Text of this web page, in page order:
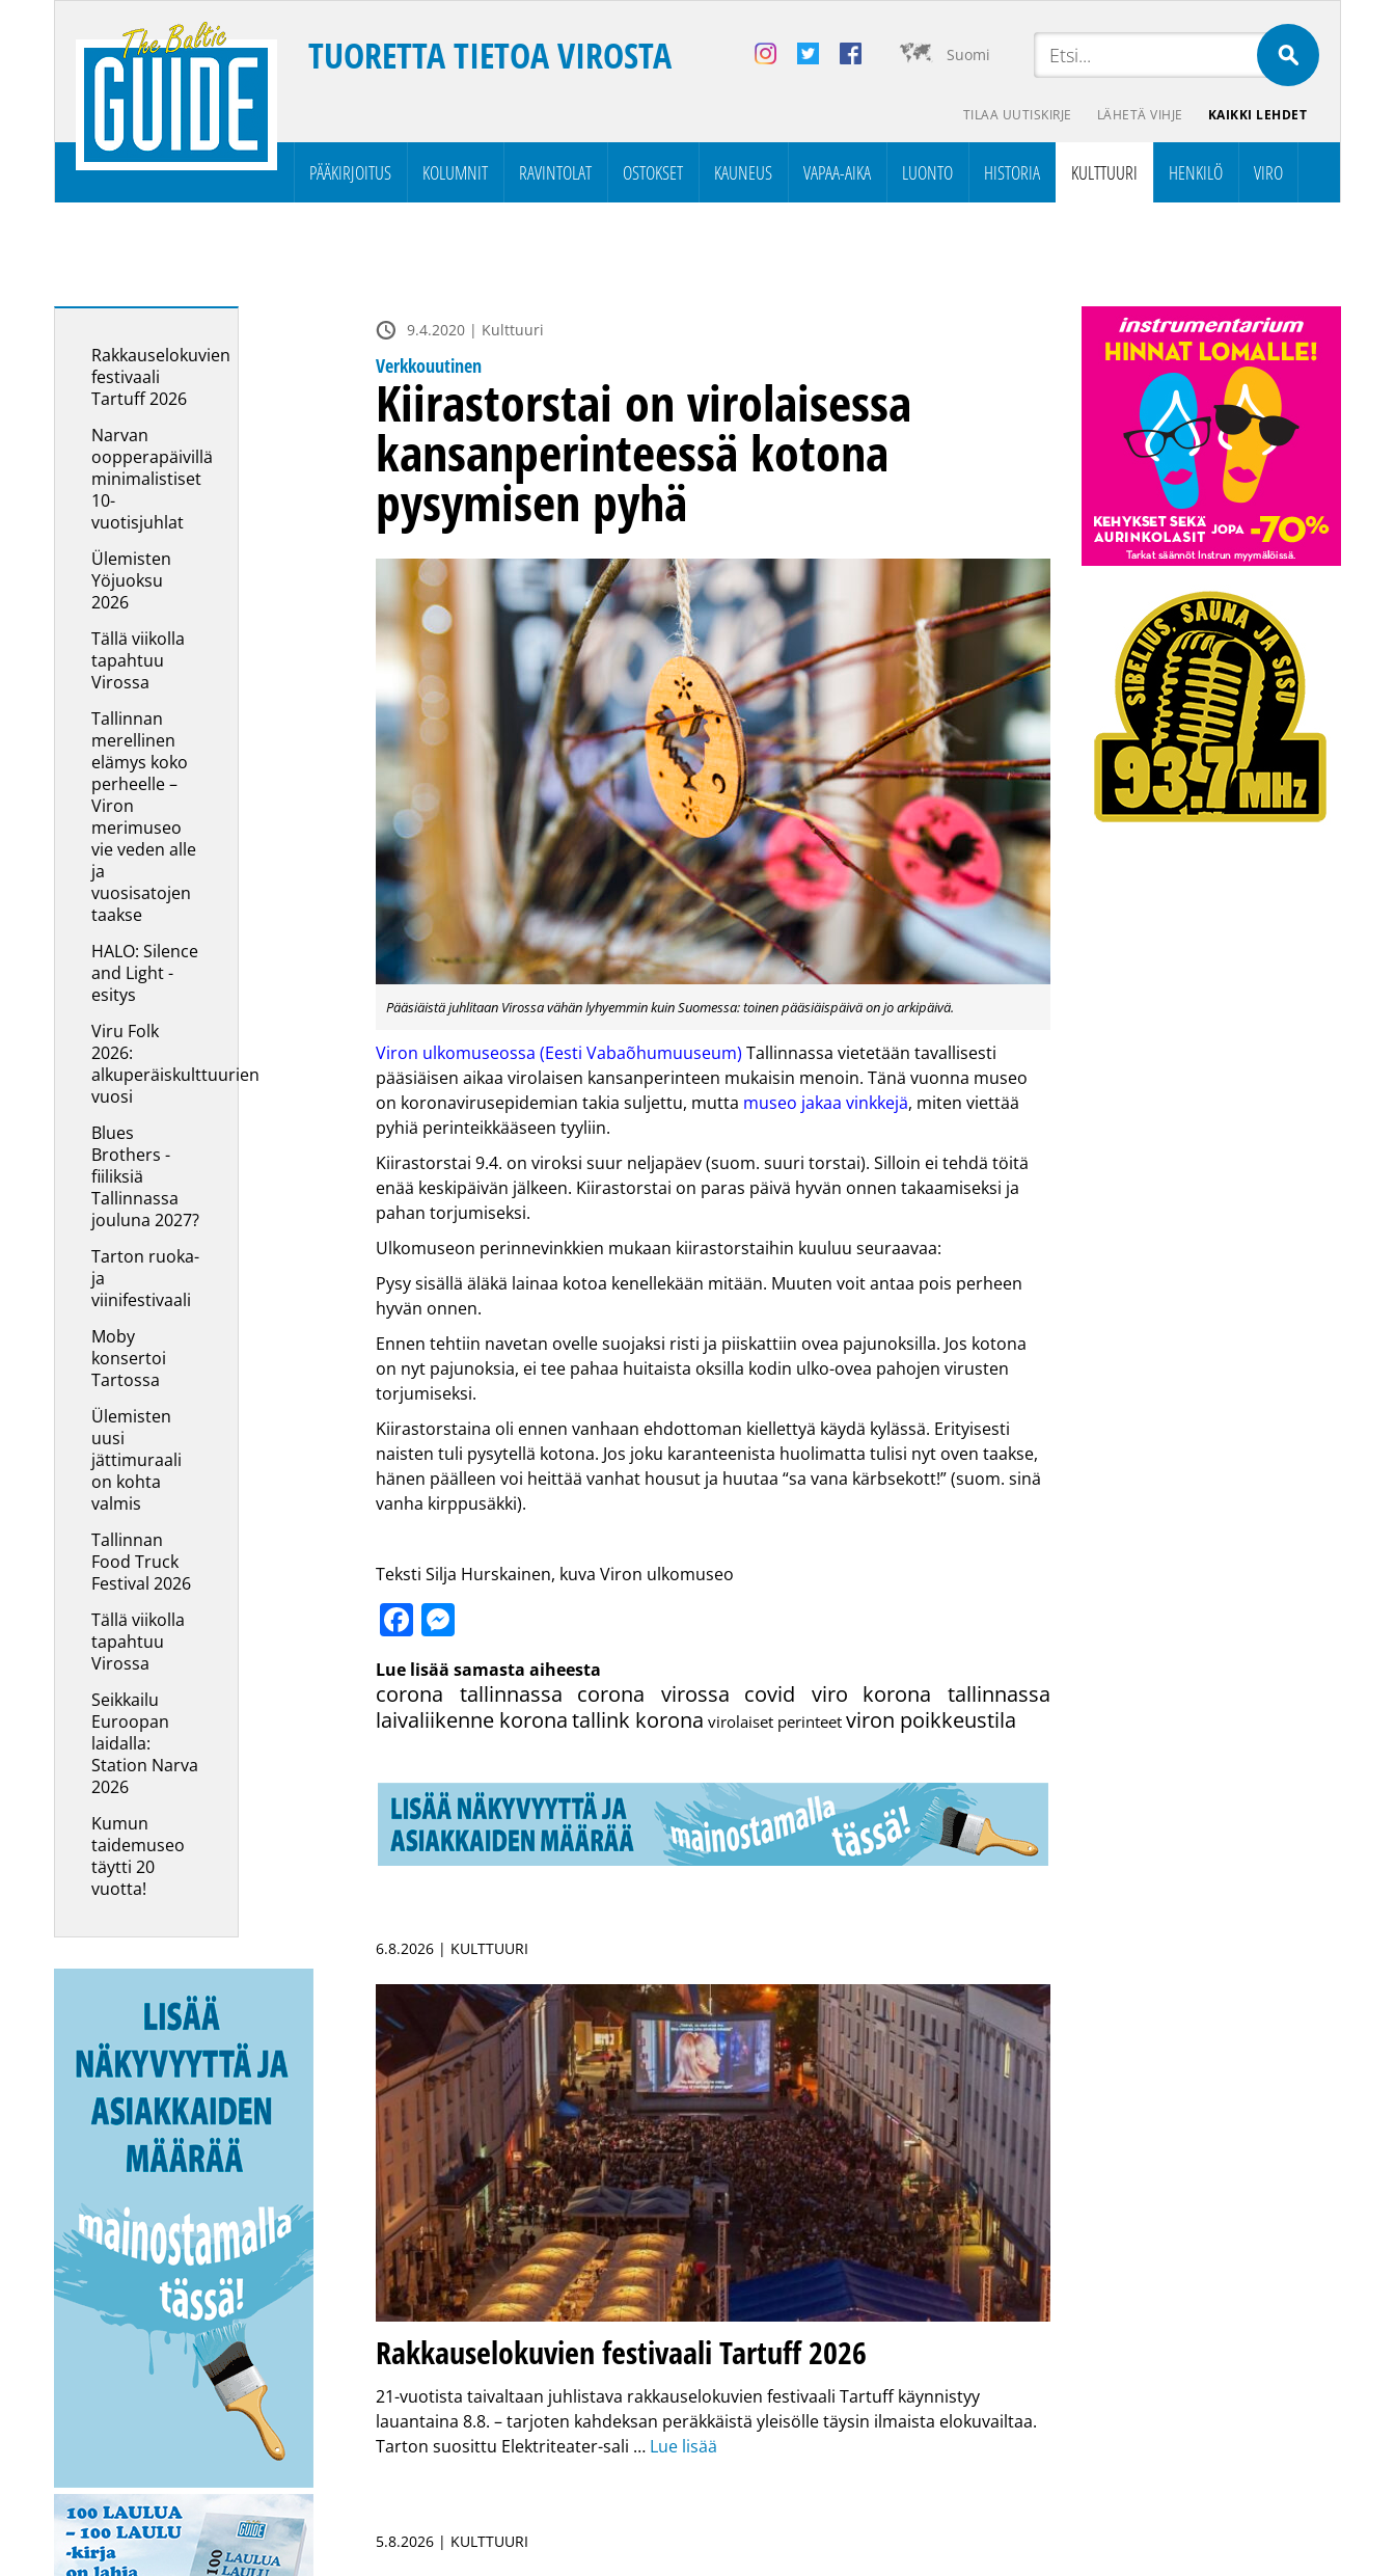
Suomi
TUORETTA TIETOA VIROSTA
TILAA UUTISKIRJE LÄHETÄ VIHJE KAIKKI LEHDET
PÄÄKIRJOITUS KOLUMNIT RAVINTOLAT OSTOKSET KAUNEUS VAPAA-AIKA LUONTO HISTORIA KULTTUURI HENKILÖ VIRO
Rakkauselokuvien
festivaali
Tartuff 2026
Narvan
oopperapäivillä
minimalistiset
10-
vuotisjuhlat
Ülemisten
Yöjuoksu
2026
Tällä viikolla
tapahtuu
Virossa
Tallinnan
merellinen
elämys koko
perheelle –
Viron
merimuseo
vie veden alle
ja
vuosisatojen
taakse
HALO: Silence
and Light -
esitys
Viru Folk
2026:
alkuperäiskulttuurien
vuosi
Blues
Brothers -
fiiliksiä
Tallinnassa
jouluna 2027?
Tarton ruoka-
ja
viinifestivaali
Moby
konsertoi
Tartossa
Ülemisten
uusi
jättimuraali
on kohta
valmis
Tallinnan
Food Truck
Festival 2026
Tällä viikolla
tapahtuu
Virossa
Seikkailu
Euroopan
laidalla:
Station Narva
2026
Kumun
taidemuseo
täytti 20
vuotta!
9.4.2020 | Kulttuuri
Verkkouutinen
Kiirastorstai on virolaisessa
kansanperinteessä kotona
pysymisen pyhä
Pääsiäistä juhlitaan Virossa vähän lyhyemmin kuin Suomessa: toinen pääsiäispäivä on jo arkipäivä.
Viron ulkomuseossa (Eesti Vabaõhumuuseum) Tallinnassa vietetään tavallisesti
pääsiäisen aikaa virolaisen kansanperinteen mukaisin menoin. Tänä vuonna museo
on koronavirusepidemian takia suljettu, mutta museo jakaa vinkkejä, miten viettää
pyhiä perinteikkääseen tyyliin.
Kiirastorstai 9.4. on viroksi suur neljapäev (suom. suuri torstai). Silloin ei tehdä töitä
enää keskipäivän jälkeen. Kiirastorstai on paras päivä hyvän onnen takaamiseksi ja
pahan torjumiseksi.
Ulkomuseon perinnevinkkien mukaan kiirastorstaihin kuuluu seuraavaa:
Pysy sisällä äläkä lainaa kotoa kenellekään mitään. Muuten voit antaa pois perheen
hyvän onnen.
Ennen tehtiin navetan ovelle suojaksi risti ja piiskattiin ovea pajunoksilla. Jos kotona
on nyt pajunoksia, ei tee pahaa huitaista oksilla kodin ulko-ovea pahojen virusten
torjumiseksi.
Kiirastorstaina oli ennen vanhaan ehdottoman kiellettyä käydä kylässä. Erityisesti
naisten tuli pysytellä kotona. Jos joku karanteenista huolimatta tulisi nyt oven taakse,
hänen päälleen voi heittää vanhat housut ja huutaa “sa vana kärbsekott!” (suom. sinä
vanha kirppusäkki).
Teksti Silja Hurskainen, kuva Viron ulkomuseo
Facebook
Lue lisää samasta aiheesta
corona tallinnassa corona virossa covid viro korona tallinnassa
laivaliikenne koronatallink korona virolaiset perinteet viron poikkeustila
6.8.2026 | KULTTUURI
Rakkauselokuvien festivaali Tartuff 2026
21-vuotista taivaltaan juhlistava rakkauselokuvien festivaali Tartuff käynnistyy
lauantaina 8.8. – tarjoten kahdeksan peräkkäistä yleisölle täysin ilmaista elokuvailtaa.
Tarton suosittu Elektriteater-sali … Lue lisää
5.8.2026 | KULTTUURI